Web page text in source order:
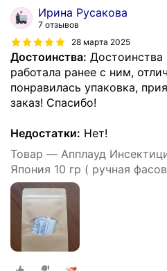
Ирина Русакова
7 отзывов
28 марта 2025
Достоинства: Достоинства
работала ранее с ним,
понравилась упаковка,
заказ! Спасибо!
Недостатки: Нет!
Товар — Апплауд
Япония 10 гр ( ручная